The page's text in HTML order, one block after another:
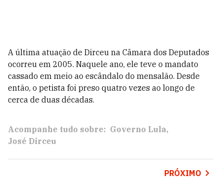
A última atuação de Dirceu na Câmara dos Deputados
ocorreu em 2005. Naquele ano, ele teve o mandato
cassado em meio ao escândalo do mensalão. Desde
então, o petista foi preso quatro vezes ao longo de
cerca de duas décadas.
Acompanhe tudo sobre: Governo Lula
José Dirceu
PRÓXIMO